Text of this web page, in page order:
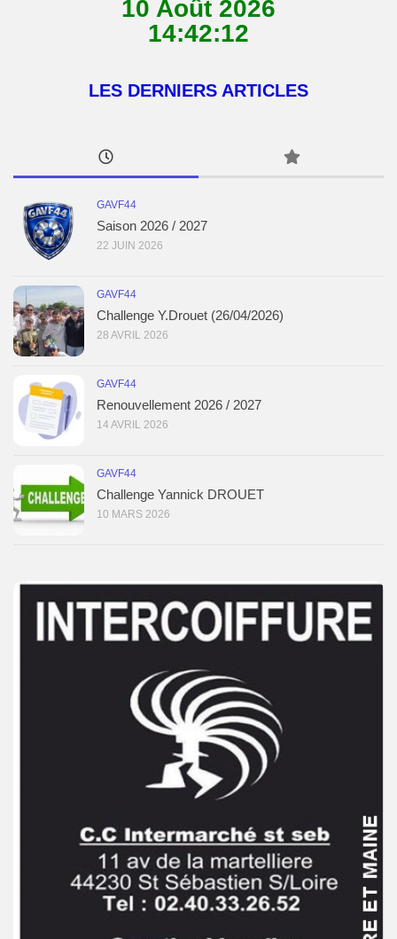
10 Août 2026
14:42:12
LES DERNIERS ARTICLES
GAVF44
Saison 2026 / 2027
22 JUIN 2026
GAVF44
Challenge Y.Drouet (26/04/2026)
28 AVRIL 2026
GAVF44
Renouvellement 2026 / 2027
14 AVRIL 2026
GAVF44
Challenge Yannick DROUET
10 MARS 2026